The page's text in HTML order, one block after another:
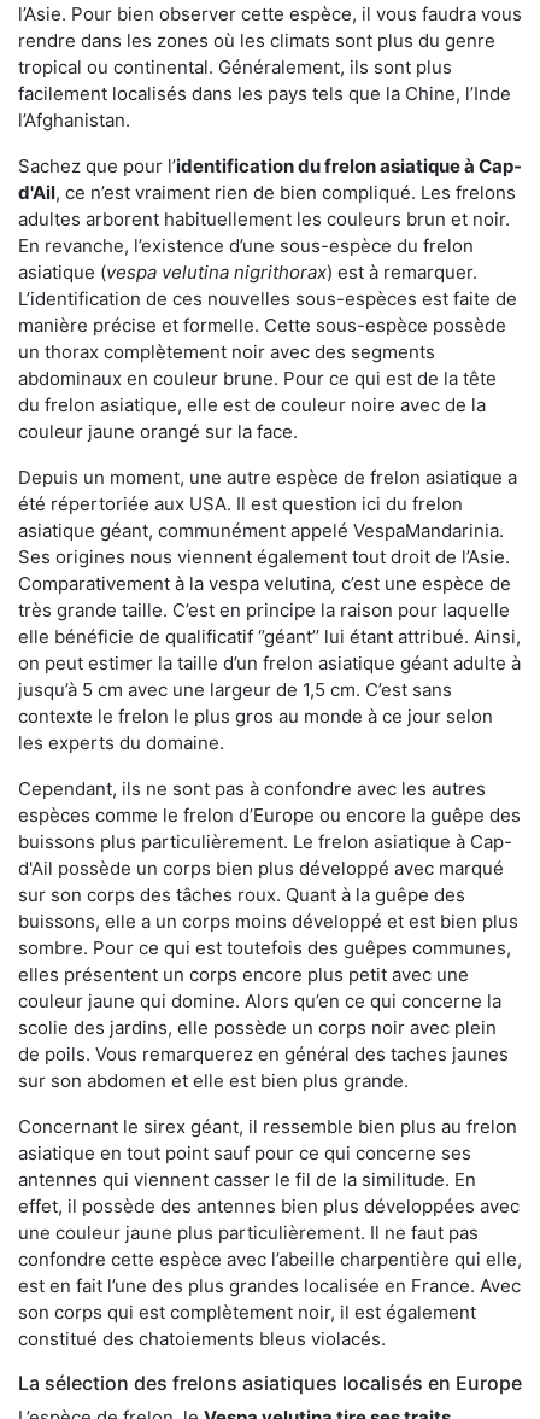
l’Asie. Pour bien observer cette espèce, il vous faudra vous
rendre dans les zones où les climats sont plus du genre
tropical ou continental. Généralement, ils sont plus
facilement localisés dans les pays tels que la Chine, l’Inde
l’Afghanistan.
Sachez que pour l’identification du frelon asiatiqueà Cap-
d'Ail, ce n’est vraiment rien de bien compliqué. Les frelons
adultes arborent habituellement les couleurs brun et noir.
En revanche, l’existence d’une sous-espèce du frelon
asiatique (vespa velutina nigrithorax) est à remarquer.
L’identification de ces nouvelles sous-espèces est faite de
manière précise et formelle. Cette sous-espèce possède
un thorax complètement noir avec des segments
abdominaux en couleur brune. Pour ce qui est de la tête
du frelon asiatique, elle est de couleur noire avec de la
couleur jaune orangé sur la face.
Depuis un moment, une autre espèce de frelon asiatique a
été répertoriée aux USA. Il est question ici du frelon
asiatique géant, communément appelé VespaMandarinia.
Ses origines nous viennent également tout droit de l’Asie.
Comparativement à la vespa velutina, c’est une espèce de
très grande taille. C’est en principe la raison pour laquelle
elle bénéficie de qualificatif ‘’géant’’ lui étant attribué. Ainsi,
on peut estimer la taille d’un frelon asiatique géant adulte à
jusqu’à 5 cm avec une largeur de 1,5 cm. C’est sans
contexte le frelon le plus gros au monde à ce jour selon
les experts du domaine.
Cependant, ils ne sont pas à confondre avec les autres
espèces comme le frelon d’Europe ou encore la guêpe des
buissons plus particulièrement. Le frelon asiatique à Cap-
d'Ail possède un corps bien plus développé avec marqué
sur son corps des tâches roux. Quant à la guêpe des
buissons, elle a un corps moins développé et est bien plus
sombre. Pour ce qui est toutefois des guêpes communes,
elles présentent un corps encore plus petit avec une
couleur jaune qui domine. Alors qu’en ce qui concerne la
scolie des jardins, elle possède un corps noir avec plein
de poils. Vous remarquerez en général des taches jaunes
sur son abdomen et elle est bien plus grande.
Concernant le sirex géant, il ressemble bien plus au frelon
asiatique en tout point sauf pour ce qui concerne ses
antennes qui viennent casser le fil de la similitude. En
effet, il possède des antennes bien plus développées avec
une couleur jaune plus particulièrement. Il ne faut pas
confondre cette espèce avec l’abeille charpentière qui elle,
est en fait l’une des plus grandes localisée en France. Avec
son corps qui est complètement noir, il est également
constitué des chatoiements bleus violacés.
La sélection des frelons asiatiques localisés en Europe